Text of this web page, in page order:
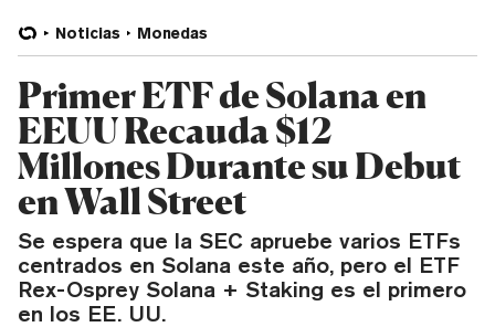
Noticias Monedas
Primer ETF de Solana en
EEUU Recauda $12
Millones Durante su Debut
en Wall Street
Se espera que la SEC apruebe varios ETFs
centrados en Solana este año, pero el ETF
Rex-Osprey Solana + Staking es el primero
en los EE. UU.